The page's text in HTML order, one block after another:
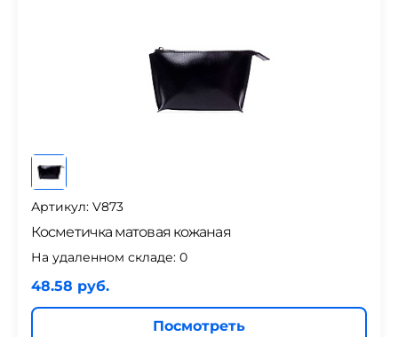
Артикул: V873
Косметичка матовая кожаная
На удаленном складе: 0
48.58 руб.
Посмотреть